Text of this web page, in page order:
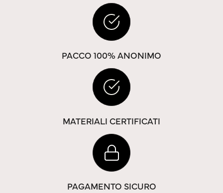
PACCO 100% ANONIMO
MATERIALI CERTIFICATI
PAGAMENTO SICURO